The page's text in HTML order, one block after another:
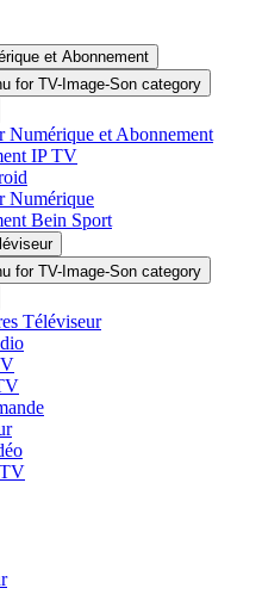
et Abonnement
for TV-Image-Son category
Numérique et Abonnement
IP TV
Numérique
Bein Sport
for TV-Image-Son category
Téléviseur